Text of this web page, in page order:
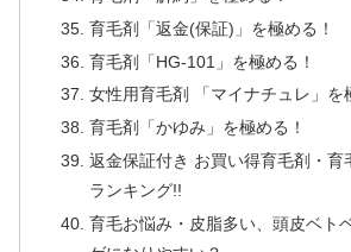
育毛剤「返金(保証)」を極める！
育毛剤「HG-101」を極める！
女性用育毛剤 「マイナチュレ」を
育毛剤「かゆみ」を極める！
返金保証付き お買い得育毛剤・育
ランキング!!
育毛お悩み・皮脂多い、頭皮ベト